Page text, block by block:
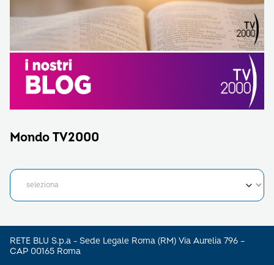
Mondo TV2000
RETE BLU S.p.a - Sede Legale Roma (RM) Via Aurelia 796 –
CAP 00165 Roma